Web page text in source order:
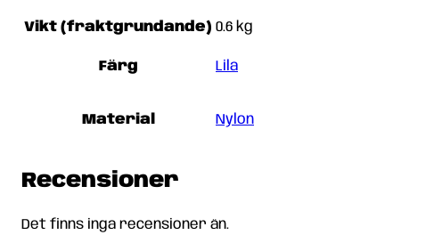
Vikt (fraktgrundande) 0.6 kg
Färg Lila
Material Nylon
Recensioner
Det finns inga recensioner än.